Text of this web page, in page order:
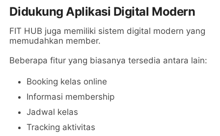
Didukung Aplikasi Digital Modern
FIT HUB juga memiliki sistem digital modern yang
memudahkan member.
Beberapa fitur yang biasanya tersedia antara lain:
Booking kelas online
Informasi membership
Jadwal kelas
Tracking aktivitas